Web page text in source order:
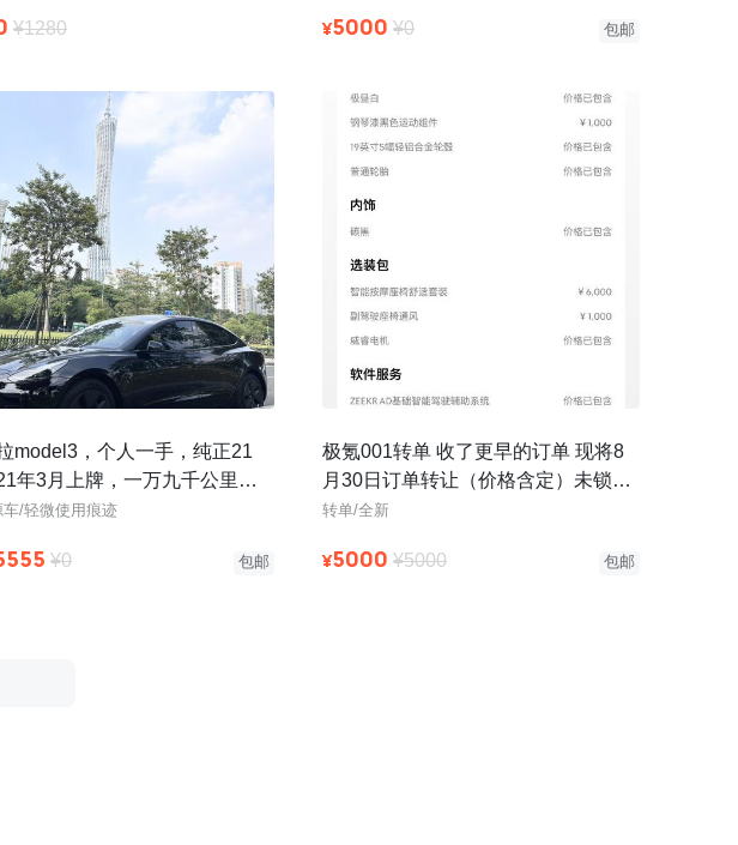
¥1280 ¥5000 ¥0 包邮
model3，个人一手，纯正21
年3月上牌，一万九千公里，
器，原版原漆，无改装
车/轻微使用痕迹
¥0 包邮
极氪001转单 收了更早的订单 现将8
月30日订单转让（价格含定）未锁单
可自由改配置 今年底左右可
转单/全新
¥5000 ¥5000 包邮